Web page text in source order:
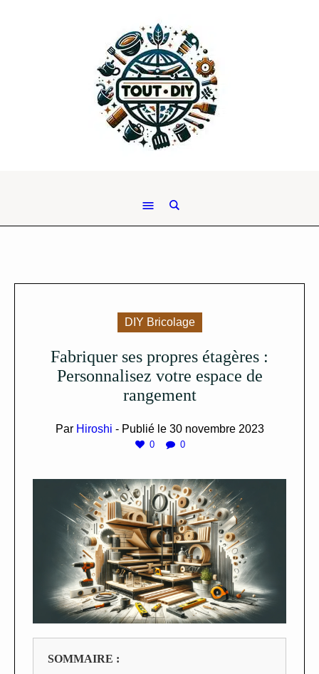
DIY Bricolage
Fabriquer ses propres étagères :
Personnalisez votre espace de
rangement
Par Hiroshi - Publié le 30 novembre 2023
0 0
SOMMAIRE :